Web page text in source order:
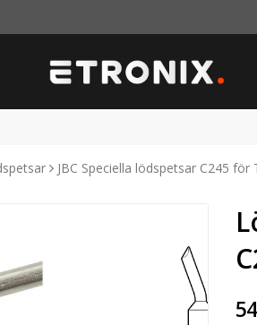
JBC Speciella lödspetsar C245 för